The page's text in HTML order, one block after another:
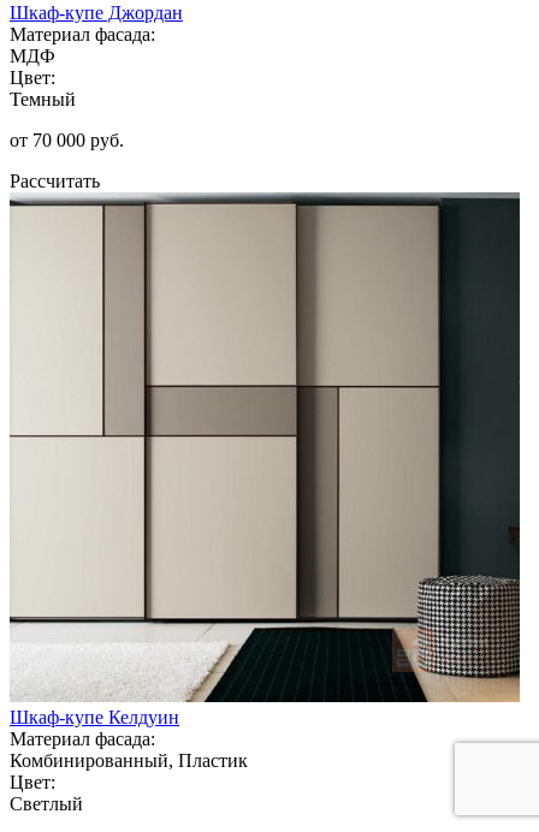
Шкаф-купе Джордан
Материал фасада:
МДФ
Цвет:
Темный
от 70 000 руб.
Рассчитать
Шкаф-купе Келдуин
Материал фасада:
Комбинированный, Пластик
Цвет:
Светлый